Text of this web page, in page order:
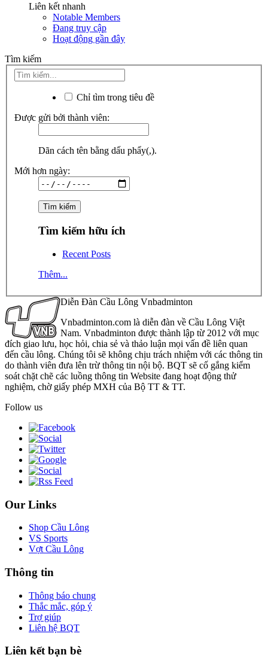
Liên kết nhanh
Notable Members
Đang truy cập
Hoạt động gần đây
Tìm kiếm
Chỉ tìm trong tiêu đề
Được gửi bởi thành viên:
Dãn cách tên bằng dấu phẩy(,).
Mới hơn ngày:
Tìm kiếm hữu ích
Recent Posts
Thêm...
Diễn Đàn Cầu Lông Vnbadminton
Vnbadminton.com là diễn đàn về Cầu Lông Việt
Nam. Vnbadminton được thành lập từ 2012 với mục
đích giao lưu, học hỏi, chia sẻ và thảo luận mọi vấn đề liên quan
đến cầu lông. Chúng tôi sẽ không chịu trách nhiệm với các thông tin
do thành viên đưa lên trừ thông tin nội bộ. BQT sẽ cố gắng kiểm
soát chặt chẽ các luồng thông tin Website đang hoạt động thử
nghiệm, chờ giấy phép MXH của Bộ TT & TT.
Follow us
Our Links
Shop Cầu Lông
VS Sports
Vợt Cầu Lông
Thông tin
Thông báo chung
Thắc mắc, góp ý
Trợ giúp
Liên hệ BQT
Liên kết bạn bè